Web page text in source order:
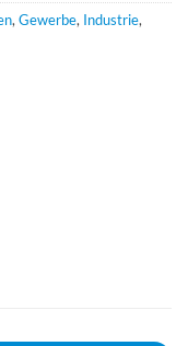
, Gewerbe, Industrie,